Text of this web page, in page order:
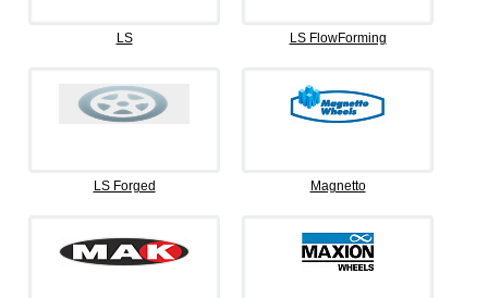
LS LS FlowForming
LS Forged Magnetto